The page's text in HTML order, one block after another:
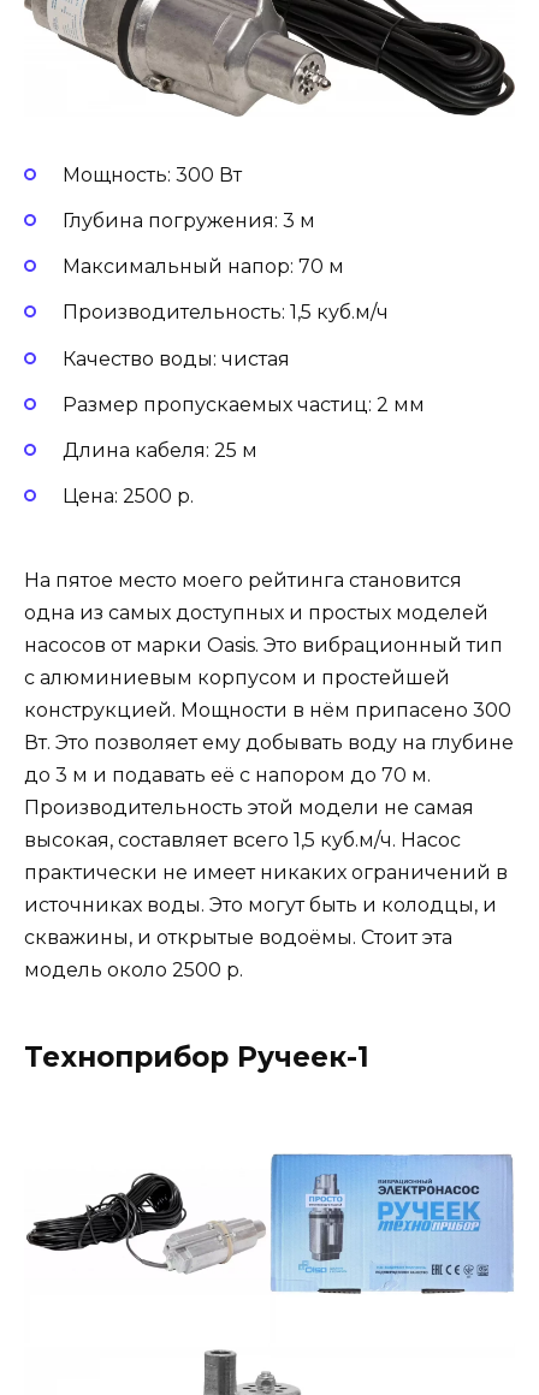
Мощность: 300 Вт
Глубина погружения: 3 м
Максимальный напор: 70 м
Производительность: 1,5 куб.м/ч
Качество воды: чистая
Размер пропускаемых частиц: 2 мм
Длина кабеля: 25 м
Цена: 2500 р.
На пятое место моего рейтинга становится
одна из самых доступных и простых моделей
насосов от марки Oasis. Это вибрационный тип
с алюминиевым корпусом и простейшей
конструкцией. Мощности в нём припасено 300
Вт. Это позволяет ему добывать воду на глубине
до 3 м и подавать её с напором до 70 м.
Производительность этой модели не самая
высокая, составляет всего 1,5 куб.м/ч. Насос
практически не имеет никаких ограничений в
источниках воды. Это могут быть и колодцы, и
скважины, и открытые водоёмы. Стоит эта
модель около 2500 р.
Техноприбор Ручеек-1